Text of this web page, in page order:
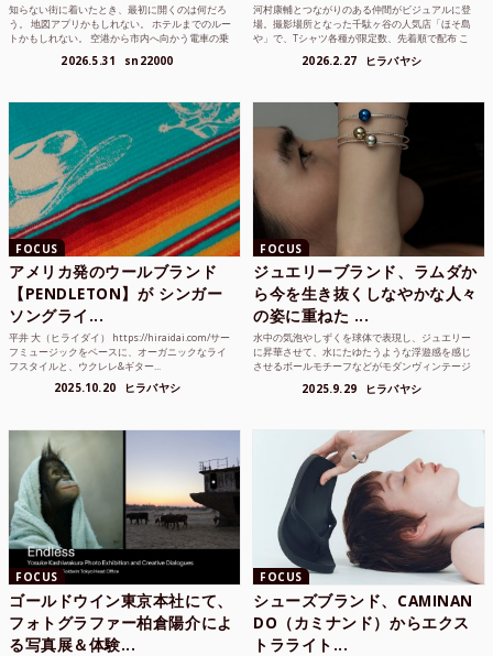
知らない街に着いたとき、最初に開くのは何だろ
う。 地図アプリかもしれない。 ホテルまでのルー
トかもしれない。 空港から市内へ向かう電車の乗
2026.5.31 sn22000
河村康輔とつながりのある仲間がビジュアルに登
場。撮影場所となった千駄ヶ谷の人気店「ほそ島
や」で、Tシャツ各種が限定数、先着順で配布 こ
2026.2.27 ヒラバヤシ
FOCUS
アメリカ発のウールブランド
【PENDLETON】が シンガー
ソングライ...
平井 大（ヒライダイ） https://hiraidai.com/サー
フミュージックをベースに、オーガニックなライ
フスタイルと、ウクレレ&ギター...
2025.10.20 ヒラバヤシ
FOCUS
ジュエリーブランド、ラムダか
ら今を生き抜くしなやかな人々
の姿に重ねた ...
水中の気泡やしずくを球体で表現し、ジュエリー
に昇華させて、水にたゆたうような浮遊感を感じ
させるボールモチーフなどがモダンヴィンテージ
2025.9.29 ヒラバヤシ
FOCUS
ゴールドウイン東京本社にて、
フォトグラファー柏倉陽介によ
る写真展＆体験...
FOCUS
シューズブランド、CAMINAN
DO（カミナンド）からエクス
トラライト...